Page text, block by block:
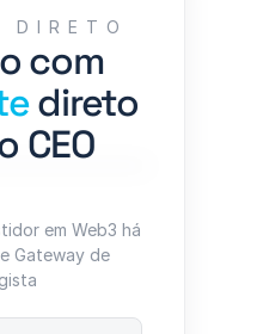
DIRETO
com
direto
CEO
em Web3 há
Gateway de